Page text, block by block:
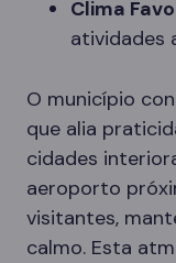
Clima
atividades
O município
que alia
cidades
aeroporto
visitantes,
calmo. Esta